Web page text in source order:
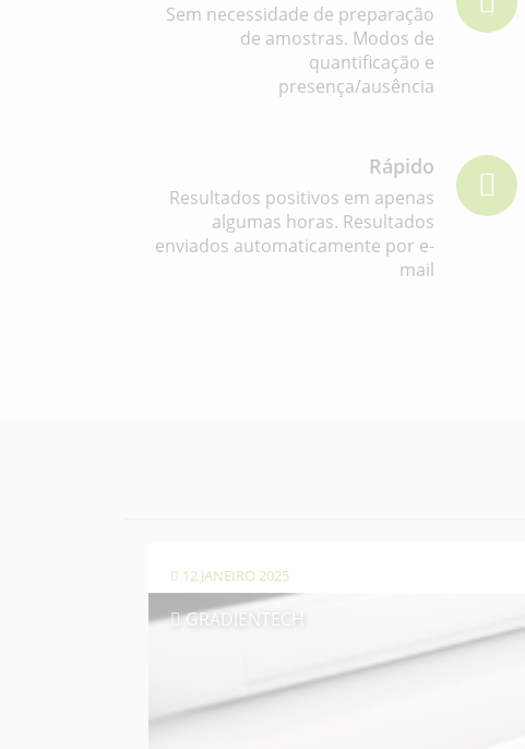
Sem necessidade de preparação
de amostras. Modos de
quantificação e
presença/ausência
Rápido
Resultados positivos em apenas
algumas horas. Resultados
enviados automaticamente por e-
mail
12 JANEIRO 2025
GRADIENTECH